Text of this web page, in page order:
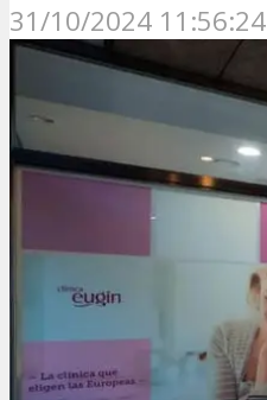
31/10/2024 11:56:24